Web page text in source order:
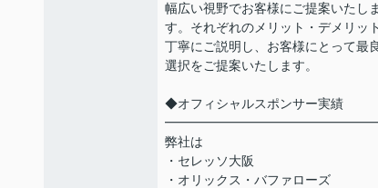
幅広い視野でお客様にご提案いたし
す。それぞれのメリット・デメリッ
丁寧にご説明し、お客様にとって最
選択をご提案いたします。
◆オフィシャルスポンサー実績
弊社は
・セレッソ大阪
・オリックス・バファローズ